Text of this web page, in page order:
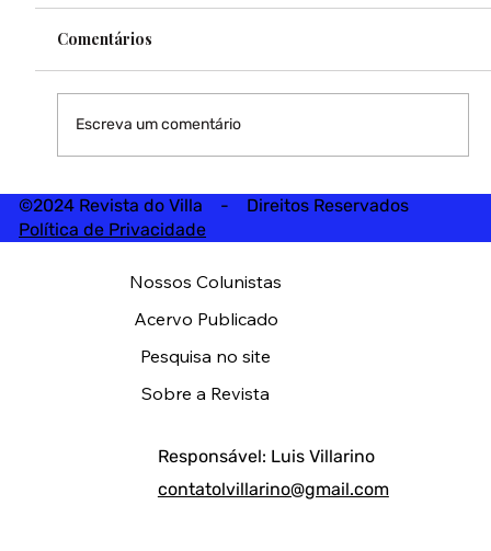
Comentários
Escreva um comentário
©2024 Revista do Villa - Direitos Reservados
Política de Privacidade
Responsável: Luis Villarino
contatolvillarino@gmail.com
Nossos Colunistas
Acervo Publicado
Pesquisa no site
Sobre a Revista